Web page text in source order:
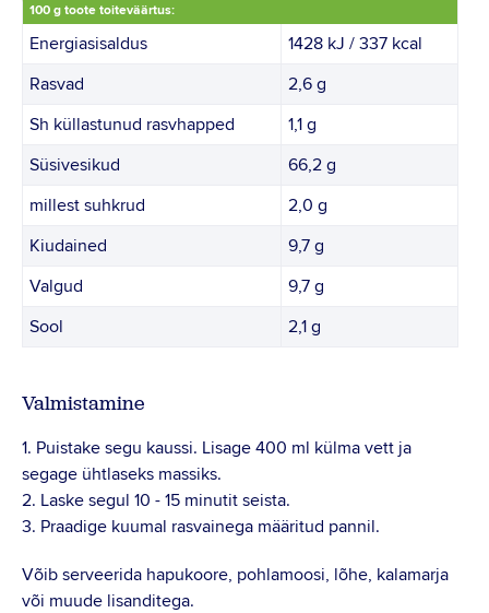
100 g toote toiteväärtus:
Energiasisaldus
1428 kJ / 337 kcal
Rasvad
2,6 g
Sh küllastunud rasvhapped
1,1 g
Süsivesikud
66,2 g
millest suhkrud
2,0 g
Kiudained
9,7 g
Valgud
9,7 g
Sool
2,1 g
Valmistamine
1. Puistake segu kaussi. Lisage 400 ml külma vett ja
segage ühtlaseks massiks.
2. Laske segul 10 - 15 minutit seista.
3. Praadige kuumal rasvainega määritud pannil.
Võib serveerida hapukoore, pohlamoosi, lõhe, kalamarja
või muude lisanditega.